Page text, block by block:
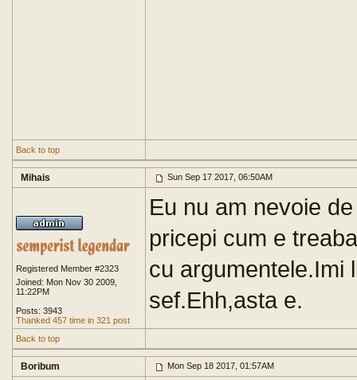
Back to top
Mihais Sun Sep 17 2017, 06:50AM
Registered Member #2323
Joined: Mon Nov 30 2009,
11:22PM
Posts: 3943
Thanked 457 time in 321 post
Eu nu am nevoie
pricepi cum e
cu argumentele.Imi
sef.Ehh,asta e.
Back to top
Boribum Mon Sep 18 2017, 01:57AM